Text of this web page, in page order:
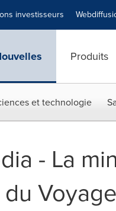
investisseurs
Produits
et technologie
- La